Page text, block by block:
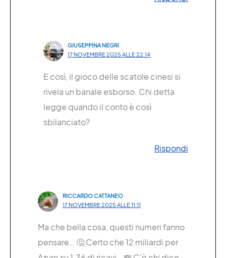
GIUSEPPINA NEGRI
17 NOVEMBRE 2025 ALLE 22:14
E così, il gioco delle scatole cinesi si
rivela un banale esborso. Chi detta
legge quando il conto è così
sbilanciato?
Rispondi
RICCARDO CATTANEO
17 NOVEMBRE 2025 ALLE 11:11
Ma che bella cosa, questi numeri fanno
pensare… 🤔 Certo che 12 miliardi per